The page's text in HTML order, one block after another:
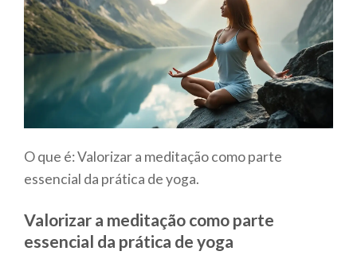
O que é: Valorizar a meditação como parte
essencial da prática de yoga.
Valorizar a meditação como parte
essencial da prática de yoga